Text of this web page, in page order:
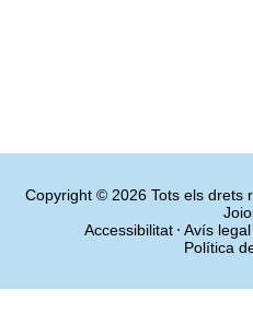
Copyright © 2026 Tots els drets
Accessibilitat
Avís legal
Política